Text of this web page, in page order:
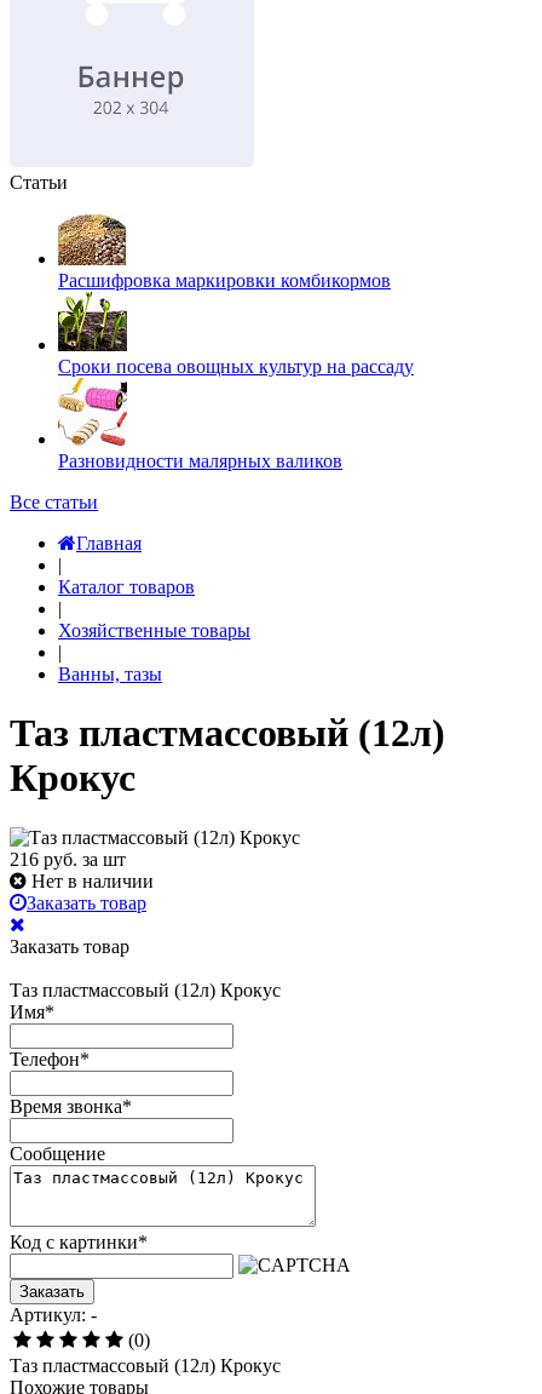
Статьи
Расшифровка маркировки комбикормов
Сроки посева овощных культур на рассаду
Разновидности малярных валиков
Все статьи
Главная
|
Каталог товаров
|
Хозяйственные товары
|
Ванны, тазы
Таз пластмассовый (12л)
Крокус
216 руб. за шт
Нет в наличии
Заказать товар
Заказать товар
Таз пластмассовый (12л) Крокус
Имя*
Телефон*
Время звонка*
Сообщение
Код с картинки*
Заказать
Артикул: -
(0)
Таз пластмассовый (12л) Крокус
Похожие товары